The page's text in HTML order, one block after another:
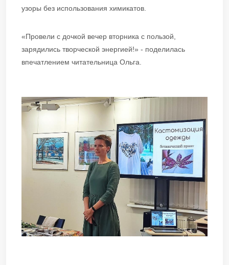
узоры без использования химикатов.
«Провели с дочкой вечер вторника с пользой,
зарядились творческой энергией!» - поделилась
впечатлением читательница Ольга.